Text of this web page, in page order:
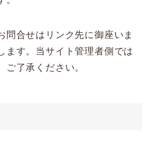
問合せはリンク先に御座いま
ます。当サイト管理者側では
ご了承ください。